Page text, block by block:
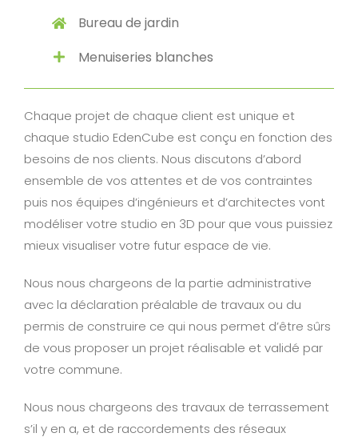
Bureau de jardin
Menuiseries blanches
Chaque projet de chaque client est unique et
chaque studio EdenCube est conçu en fonction des
besoins de nos clients. Nous discutons d’abord
ensemble de vos attentes et de vos contraintes
puis nos équipes d’ingénieurs et d’architectes vont
modéliser votre studio en 3D pour que vous puissiez
mieux visualiser votre futur espace de vie.
Nous nous chargeons de la partie administrative
avec la déclaration préalable de travaux ou du
permis de construire ce qui nous permet d’être sûrs
de vous proposer un projet réalisable et validé par
votre commune.
Nous nous chargeons des travaux de terrassement
s’il y en a, et de raccordements des réseaux